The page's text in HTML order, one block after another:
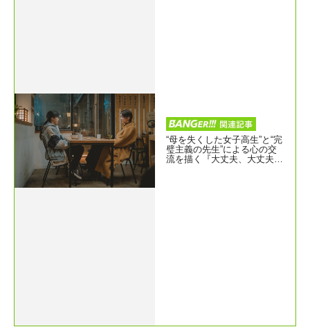
“母を失くした女子高生”と“完
璧主義の先生”による心の交
流を描く『大丈夫、大丈夫、